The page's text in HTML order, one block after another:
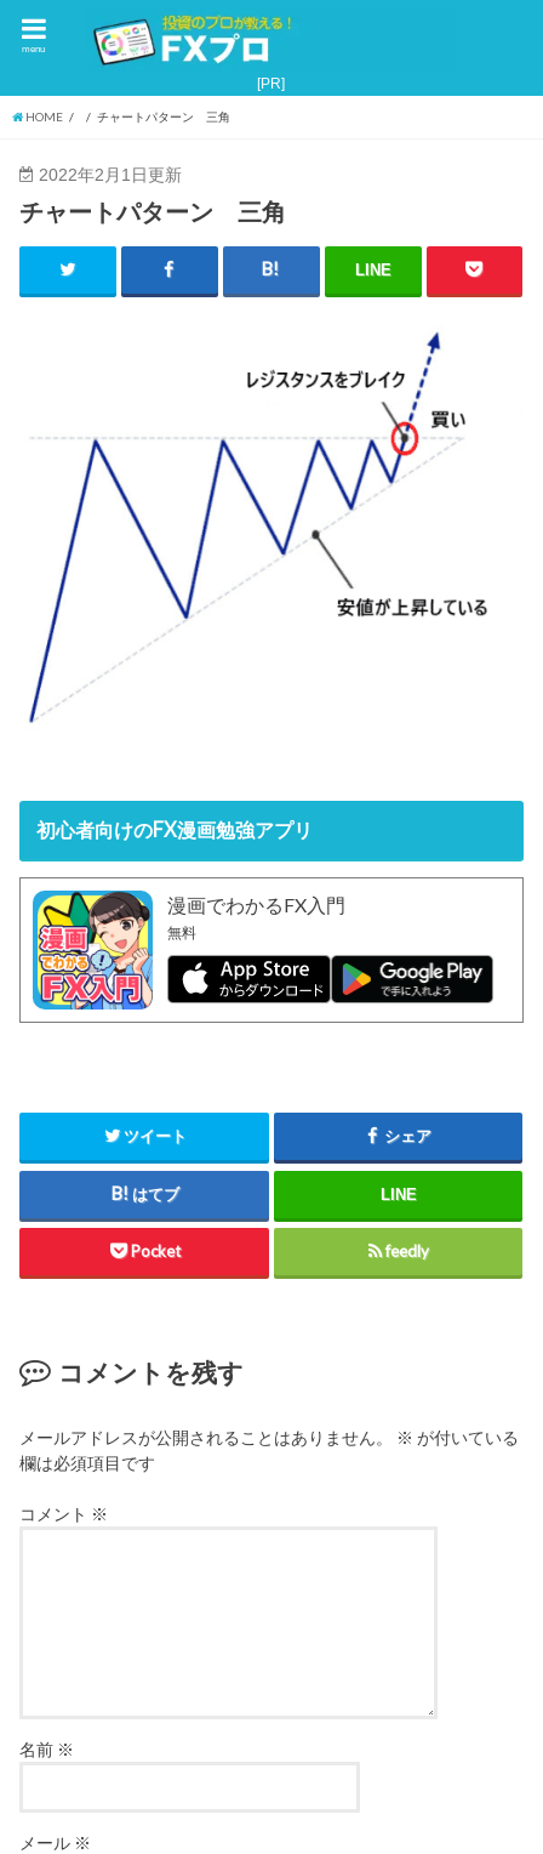
menu
HOME チャートパターン 三角
2022年2月1日更新
チャートパターン 三角
LINE
初心者向けのFX漫画勉強アプリ
漫画でわかるFX入門
無料
ツイート シェア
はてブ LINE
Pocket feedly
コメントを残す
メールアドレスが公開されることはありません。 ※ が付いている
欄は必須項目です
コメント ※
名前 ※
メール ※